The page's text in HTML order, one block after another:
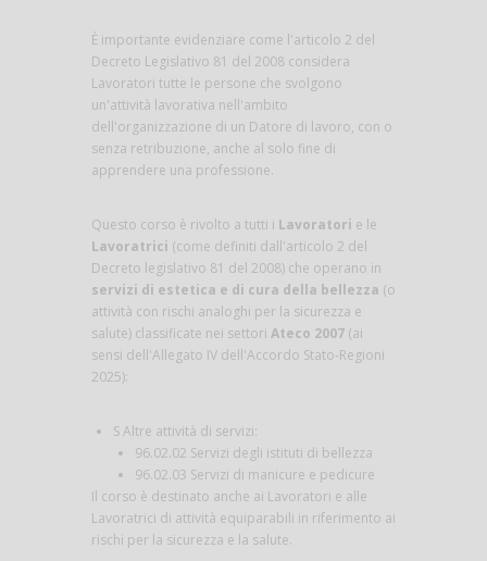
È importante evidenziare come l'articolo 2 del
Decreto Legislativo 81 del 2008 considera
Lavoratori tutte le persone che svolgono
un'attività lavorativa nell'ambito
dell'organizzazione di un Datore di lavoro, con o
senza retribuzione, anche al solo fine di
apprendere una professione.
Questo corso è rivolto a tutti i Lavoratori e le
Lavoratrici (come definiti dall'articolo 2 del
Decreto legislativo 81 del 2008) che operano in
servizi di estetica e di cura della bellezza (o
attività con rischi analoghi per la sicurezza e
salute) classificate nei settori Ateco 2007 (ai
sensi dell'Allegato IV dell'Accordo Stato-Regioni
2025):
S Altre attività di servizi:
96.02.02 Servizi degli istituti di bellezza
96.02.03 Servizi di manicure e pedicure
Il corso è destinato anche ai Lavoratori e alle
Lavoratrici di attività equiparabili in riferimento ai
rischi per la sicurezza e la salute.